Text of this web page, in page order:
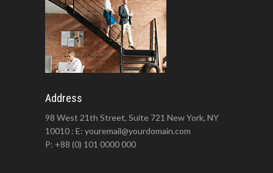
Address
98 West 21th Street, Suite 721 New York, NY
10010 : E: youremail@yourdomain.com
P: +88 (0) 101 0000 000